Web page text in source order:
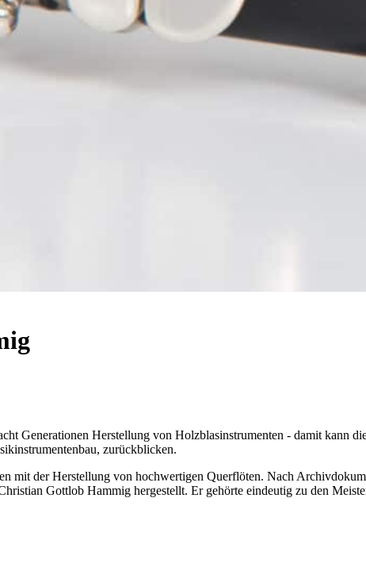
Generationen Herstellung von Holzblasinstrumenten - damit kann
zurückblicken.
mit der Herstellung von hochwertigen Querflöten. Nach
Gottlob Hammig hergestellt. Er gehörte eindeutig zu den